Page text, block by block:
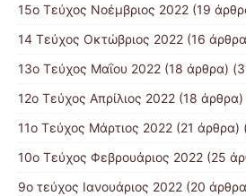
15o Τεύχος Νοέμβριος 2022 (19
14 Tεύχος Οκτώβριος 2022 (16
13ο Τεύχος Μαΐου 2022 (18 άρθρα)
12ο Τεύχος Απρίλιος 2022 (18
11o Tεύχος Μάρτιος 2022 (21 άρθρα)
10o Tεύχος Φεβρουάριος 2022 (25
9o τεύχος Ιανουάριος 2022 (20